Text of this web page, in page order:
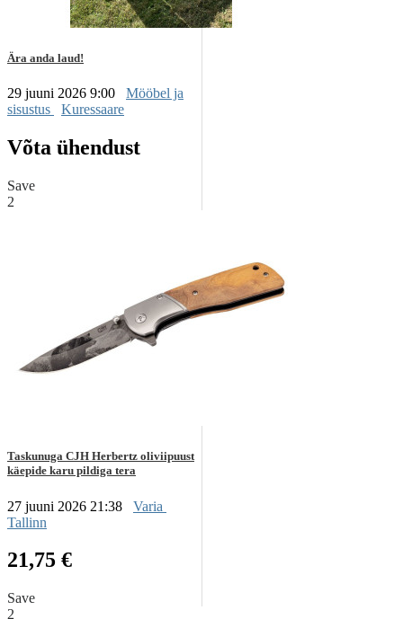
Ära anda laud!
29 juuni 2026 9:00
Mööbel ja
sisustus
Kuressaare
Võta ühendust
Save
2
Taskunuga CJH Herbertz oliviipuust
käepide karu pildiga tera
27 juuni 2026 21:38
Varia
Tallinn
21,75 €
Save
2